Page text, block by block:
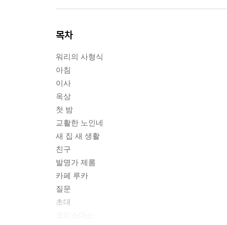
목차
워리의 사형식
아침
이사
옥상
첫 밤
교활한 노인네
새 집 새 생활
친구
발명가 제롬
카페 루카
질문
초대